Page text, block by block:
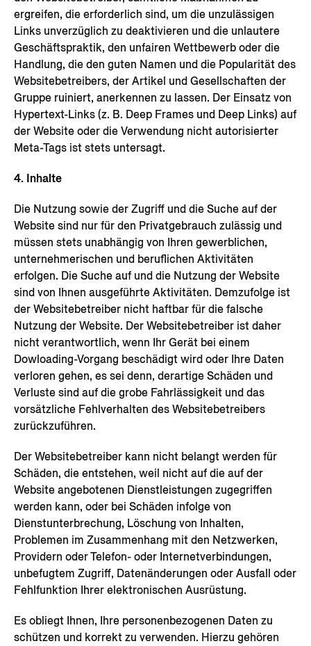
ergreifen, die erforderlich sind, um die unzulässigen
Links unverzüglich zu deaktivieren und die unlautere
Geschäftspraktik, den unfairen Wettbewerb oder die
Handlung, die den guten Namen und die Popularität des
Websitebetreibers, der Artikel und Gesellschaften der
Gruppe ruiniert, anerkennen zu lassen. Der Einsatz von
Hypertext-Links (z. B. Deep Frames und Deep Links) auf
der Website oder die Verwendung nicht autorisierter
Meta-Tags ist stets untersagt.
4. Inhalte
Die Nutzung sowie der Zugriff und die Suche auf der
Website sind nur für den Privatgebrauch zulässig und
müssen stets unabhängig von Ihren gewerblichen,
unternehmerischen und beruflichen Aktivitäten
erfolgen. Die Suche auf und die Nutzung der Website
sind von Ihnen ausgeführte Aktivitäten. Demzufolge ist
der Websitebetreiber nicht haftbar für die falsche
Nutzung der Website. Der Websitebetreiber ist daher
nicht verantwortlich, wenn Ihr Gerät bei einem
Dowloading-Vorgang beschädigt wird oder Ihre Daten
verloren gehen, es sei denn, derartige Schäden und
Verluste sind auf die grobe Fahrlässigkeit und das
vorsätzliche Fehlverhalten des Websitebetreibers
zurückzuführen.
Der Websitebetreiber kann nicht belangt werden für
Schäden, die entstehen, weil nicht auf die auf der
Website angebotenen Dienstleistungen zugegriffen
werden kann, oder bei Schäden infolge von
Dienstunterbrechung, Löschung von Inhalten,
Problemen im Zusammenhang mit den Netzwerken,
Providern oder Telefon- oder Internetverbindungen,
unbefugtem Zugriff, Datenänderungen oder Ausfall oder
Fehlfunktion Ihrer elektronischen Ausrüstung.
Es obliegt Ihnen, Ihre personenbezogenen Daten zu
schützen und korrekt zu verwenden. Hierzu gehören